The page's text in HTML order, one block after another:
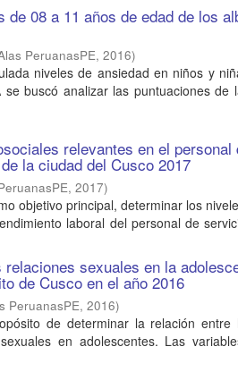
08 a 11 años de edad de los
PeruanasPE,2016)
niveles de ansiedad en niños y
buscó analizar las puntuaciones de
relevantes en el
la ciudad del Cusco 2017
,2017)
objetivo principal, determinar los
laboral del personal de
sexuales en la
de Cusco en el año 2016
PeruanasPE,2016)
de determinar la relación entre
en adolescentes. Las